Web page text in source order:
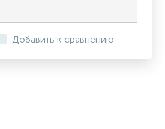
Добавить к сравнению